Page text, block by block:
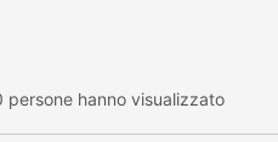
persone hanno visualizzato